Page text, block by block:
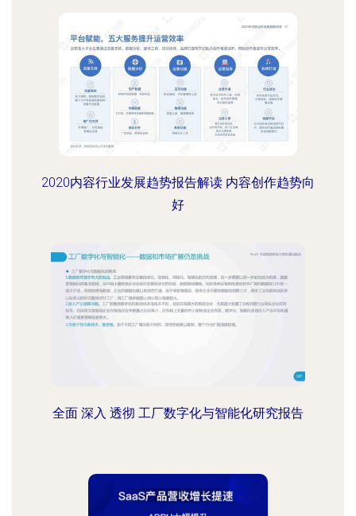
2020内容行业发展趋势报告解读 内容创作趋势向
好
全面 深入 透彻 工厂数字化与智能化研究报告